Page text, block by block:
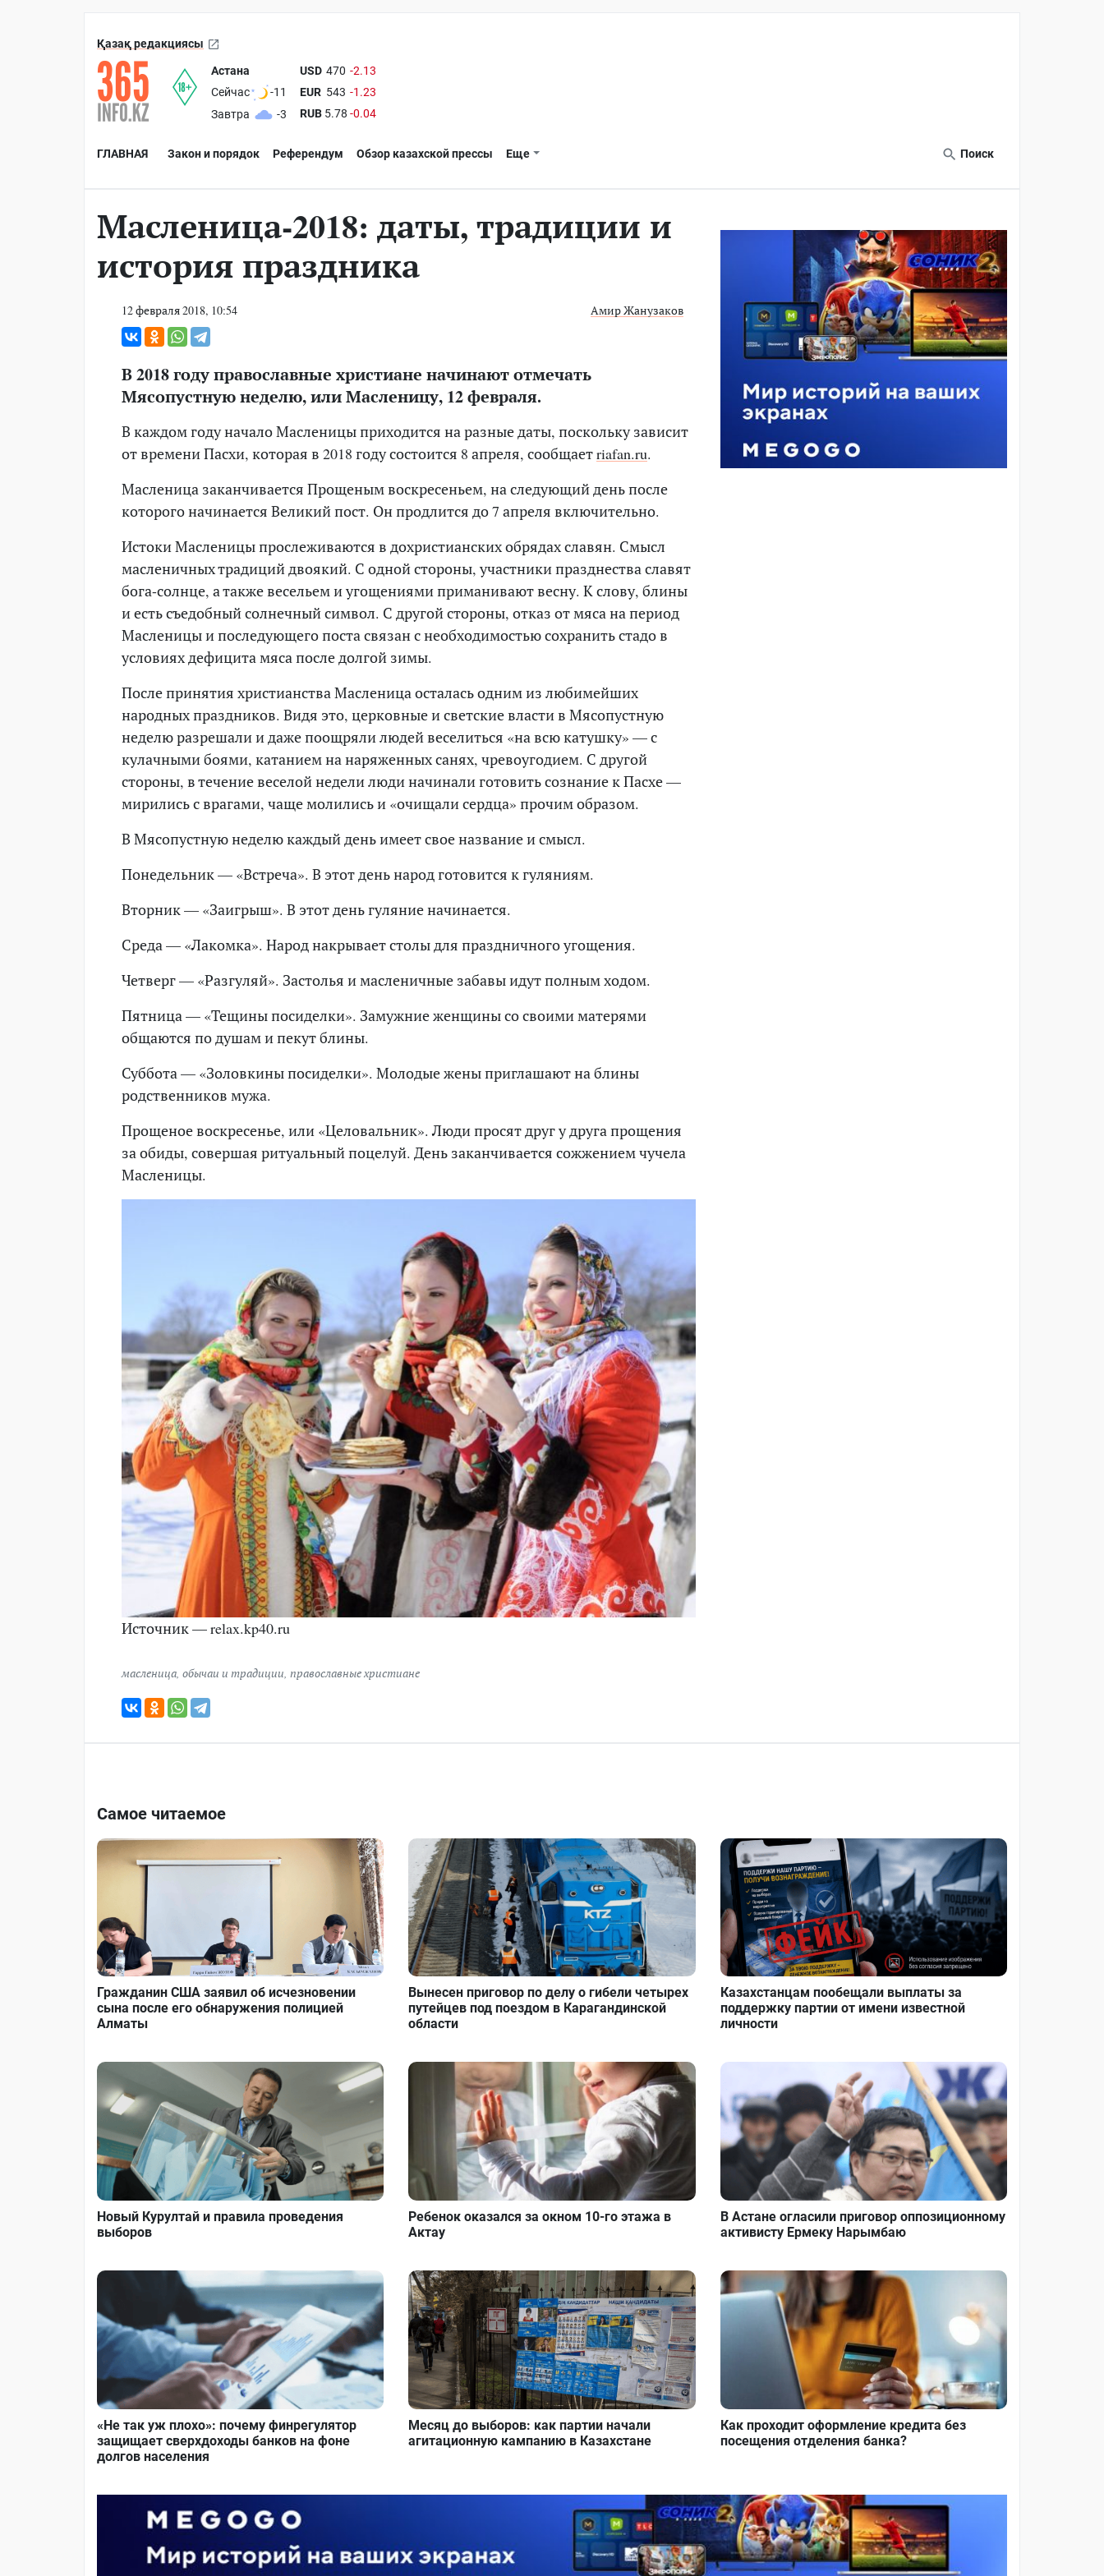
Қазақ редакциясы
Астана
Сейчас
-11
Завтра
-3
USD 470 -2.13
EUR 543 -1.23
RUB 5.78 -0.04
ГЛАВНАЯ Закон и порядок Референдум Обзор казахской прессы Еще Поиск
Масленица-2018: даты, традиции и
история праздника
12 февраля 2018, 10:54 Амир Жанузаков
В 2018 году православные христиане начинают отмечать
Мясопустную неделю, или Масленицу, 12 февраля.
В каждом году начало Масленицы приходится на разные даты, поскольку зависит
от времени Пасхи, которая в 2018 году состоится 8 апреля, сообщаетriafan.ru.
Масленица заканчивается Прощеным воскресеньем, на следующий день после
которого начинается Великий пост. Он продлится до 7 апреля включительно.
Истоки Масленицы прослеживаются в дохристианских обрядах славян. Смысл
масленичных традиций двоякий. С одной стороны, участники празднества славят
бога-солнце, а также весельем и угощениями приманивают весну. К слову, блины
и есть съедобный солнечный символ. С другой стороны, отказ от мяса на период
Масленицы и последующего поста связан с необходимостью сохранить стадо в
условиях дефицита мяса после долгой зимы.
После принятия христианства Масленица осталась одним из любимейших
народных праздников. Видя это, церковные и светские власти в Мясопустную
неделю разрешали и даже поощряли людей веселиться «на всю катушку» — с
кулачными боями, катанием на наряженных санях, чревоугодием. С другой
стороны, в течение веселой недели люди начинали готовить сознание к Пасхе —
мирились с врагами, чаще молились и «очищали сердца» прочим образом.
В Мясопустную неделю каждый день имеет свое название и смысл.
Понедельник — «Встреча». В этот день народ готовится к гуляниям.
Вторник — «Заигрыш». В этот день гуляние начинается.
Среда — «Лакомка». Народ накрывает столы для праздничного угощения.
Четверг — «Разгуляй». Застолья и масленичные забавы идут полным ходом.
Пятница — «Тещины посиделки». Замужние женщины со своими матерями
общаются по душам и пекут блины.
Суббота — «Золовкины посиделки». Молодые жены приглашают на блины
родственников мужа.
Прощеное воскресенье, или «Целовальник». Люди просят друг у друга прощения
за обиды, совершая ритуальный поцелуй. День заканчивается сожжением чучела
Масленицы.
Источник — relax.kp40.ru
масленица обычаи и традиции православные христиане
Самое читаемое
Гражданин США заявил об исчезновении
сына после его обнаружения полицией
Алматы
Вынесен приговор по делу о гибели четырех
путейцев под поездом в Карагандинской
области
Казахстанцам пообещали выплаты за
поддержку партии от имени известной
личности
Новый Курултай и правила проведения
выборов
Ребенок оказался за окном 10-го этажа в
Актау
В Астане огласили приговор оппозиционному
активисту Ермеку Нарымбаю
«Не так уж плохо»: почему финрегулятор
защищает сверхдоходы банков на фоне
долгов населения
Месяц до выборов: как партии начали
агитационную кампанию в Казахстане
Как проходит оформление кредита без
посещения отделения банка?